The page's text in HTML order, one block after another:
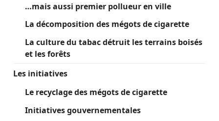
…mais aussi premier pollueur en ville
La décomposition des mégots de cigarette
La culture du tabac détruit les terrains boisés
et les forêts
Les initiatives
Le recyclage des mégots de cigarette
Initiatives gouvernementales